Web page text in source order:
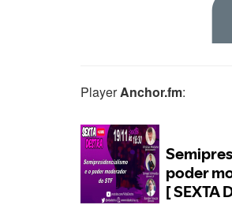
PlayerAnchor.fm: